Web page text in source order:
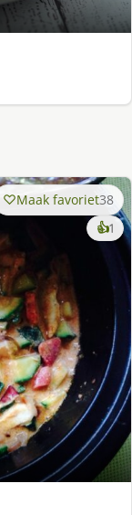
Maak favoriet38
👍1